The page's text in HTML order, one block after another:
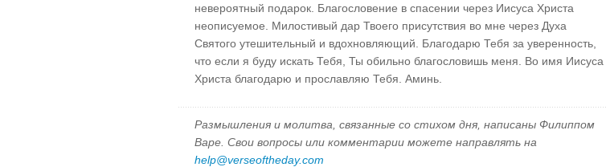
невероятный подарок. Благословение в спасении через Иисуса Христа
неописуемое. Милостивый дар Твоего присутствия во мне через Духа
Святого утешительный и вдохновляющий. Благодарю Тебя за уверенность,
что если я буду искать Тебя, Ты обильно благословишь меня. Во имя Иисуса
Христа благодарю и прославляю Тебя. Аминь.
Размышления и молитва, связанные со стихом дня, написаны Филиппом
Варе. Свои вопросы или комментарии можете направлять на
help@verseoftheday.com